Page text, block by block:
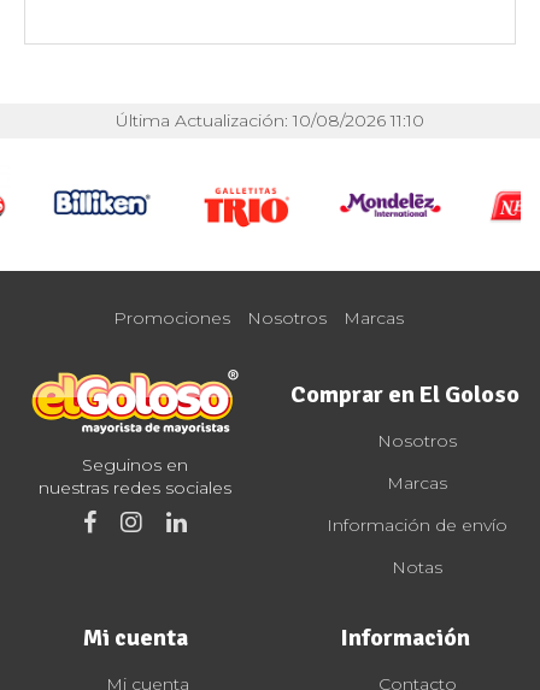
Última Actualización: 10/08/2026 11:10
Promociones Nosotros Marcas
Seguinos en
nuestras redes sociales
Comprar en El Goloso
Nosotros
Marcas
Información de envío
Notas
Mi cuenta
Mi cuenta
Información
Contacto